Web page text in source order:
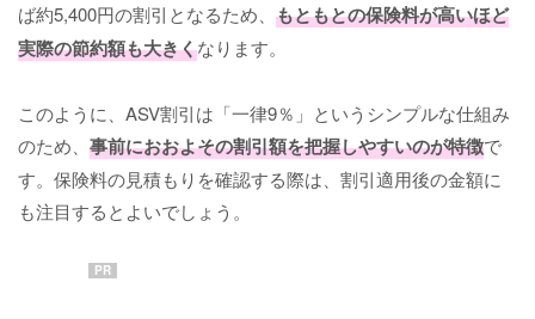
ば約5,400円の割引となるため、 もともとの保険料が高いほど
実際の節約額も大きくなります。
このように、ASV割引は「一律9％」というシンプルな仕組み
のため、 事前におおよその割引額を把握しやすいのが特徴で
す。保険料の見積もりを確認する際は、割引適用後の金額に
も注目するとよいでしょう。
PR